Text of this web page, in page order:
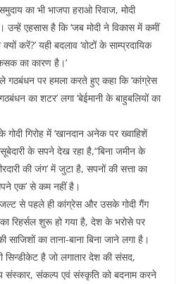
का भी भाजपा हराओ रिवाज, मोदी
उन्हें एहसास है कि ‘जब मोदी ने विकास में कमीं
करें?’ यही बदलाव ‘वोटों के साम्प्रदायिक
का कारण है।’
गठबंधन पर हमला करते हुए कहा कि ‘कांग्रेस
का शटर’ लगा ‘बेईमानी के बाहुबलियों का
गिरोह में ‘खानदान अनेक पर ख्वाहिशें
सूबेदारी के सपने देख रहा है,“बिना जमीन के
की जंग’ में जुटा है, सपनों की सत्ता का
एक’ से कम नहीं है।
से पहले ही कांग्रेस और उसके गोदी गैंग
का रिहर्सल शुरू हो गया है, देश के भरोसे पर
का ताना-बाना बिना जाने लगा है।
सिन्डीकेट है जो लगातार देश की संसद,
संस्कार, संकल्प एवं संस्कृति को बदनाम करने